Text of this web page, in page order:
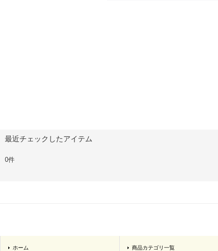
最近チェックしたアイテム
0件
ホーム 商品カテゴリ一覧